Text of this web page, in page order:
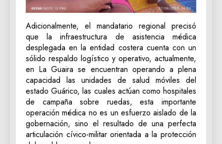
‎Adicionalmente, el mandatario regional precisó
que la infraestructura de asistencia médica
desplegada en la entidad costera cuenta con un
sólido respaldo logístico y operativo, actualmente,
en La Guaira se encuentran operando a plena
capacidad las unidades de salud móviles del
estado Guárico, las cuales actúan como hospitales
de campaña sobre ruedas, esta importante
operación médica no es un esfuerzo aislado de la
gobernación, sino el resultado de una perfecta
articulación cívico-militar orientada a la protección